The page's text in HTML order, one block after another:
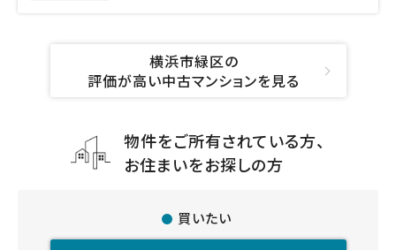
横浜市緑区の
評価が高い中古マンションを見る
物件をご所有されている方、
お住まいをお探しの方
買いたい